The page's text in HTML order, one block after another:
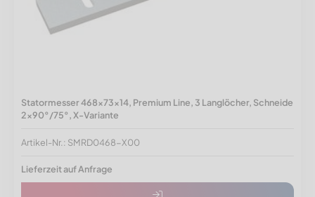
Statormesser 468x73x14, Premium Line, 3 Langlöcher, Schneide
2x90°/75°, X-Variante
Artikel-Nr.: SMRD0468-X00
Lieferzeit auf Anfrage